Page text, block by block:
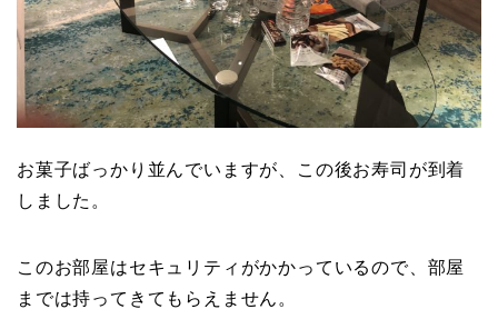
お菓子ばっかり並んでいますが、この後お寿司が到着
しました。
このお部屋はセキュリティがかかっているので、部屋
までは持ってきてもらえません。